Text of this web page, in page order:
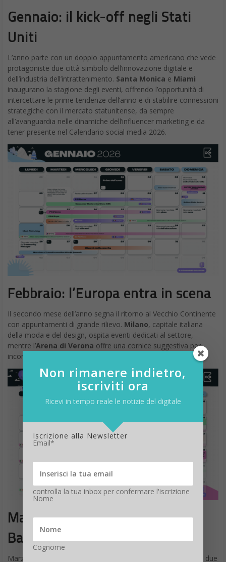
Gennaio: il kick-off negli Stati
Uniti
L’anno parte con un doppio appuntamento americano che vede
protagoniste due città simbolo dell’innovazione digitale e
dell’industria dell’intrattenimento. Santa Monica e Miami
inaugurano la stagione degli eventi, offrendo l’opportunità di
intercettare le prime tendenze dell’anno e di stabilire connessioni
strategiche con il mercato statunitense, da sempre
all’avanguardia nelle dinamiche dell’influencer marketing e da
tener presente nel Calendario social media 2026.
Febbraio: l’Europa entra in scena
Il secondo mese dell’anno segna il ritorno al Vecchio Continente
con appuntamenti di grande rilievo. Milano, capitale italiana
della moda e del design, ospita eventi dedicati al settore,
mentre l’Arena di Verona offre una cornice suggestiva per
incontri che uniscono tradizione e innovazione.
Marzo: innovazione tra
Barcellona e Silicon Valley
Marzo rappresenta un mese particolarmente strategico con due
Non rimanere indietro,
iscriviti ora
Ricevi in tempo reale le notizie del digitale
Iscrizione alla Newsletter
Email*
controlla la tua inbox per confermare l'iscrizione
Nome
Cognome